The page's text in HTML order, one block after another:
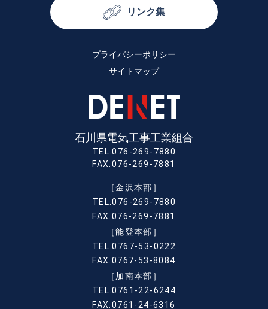
リンク集
プライバシーポリシー
サイトマップ
石川県電気工事工業組合
TEL.076-269-7880
FAX.076-269-7881
［金沢本部］
TEL.076-269-7880
FAX.076-269-7881
［能登本部］
TEL.0767-53-0222
FAX.0767-53-8084
［加南本部］
TEL.0761-22-6244
FAX.0761-24-6316